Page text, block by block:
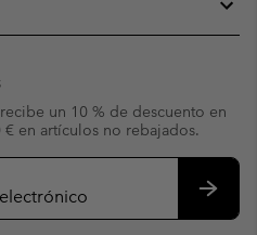
un 10 % de descuento en
en artículos no rebajados.